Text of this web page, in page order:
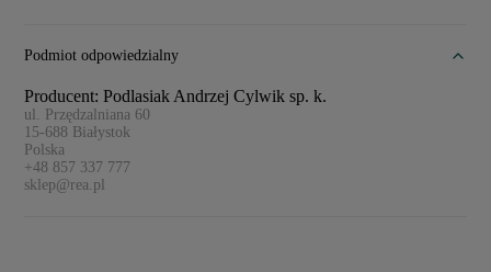
Podmiot odpowiedzialny
Producent: Podlasiak Andrzej Cylwik sp. k.
ul. Przędzalniana 60
15-688 Białystok
Polska
+48 857 337 777
sklep@rea.pl